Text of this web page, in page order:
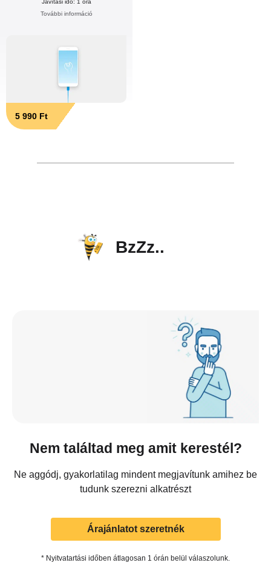
Javítási idő: 1 óra
További információ
5 990 Ft
BzZz..
Nem találtad meg amit kerestél?
Ne aggódj, gyakorlatilag mindent megjavítunk amihez be
tudunk szerezni alkatrészt
Árajánlatot szeretnék
* Nyitvatartási időben átlagosan 1 órán belül válaszolunk.